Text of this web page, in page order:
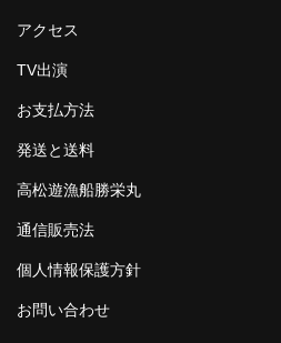
アクセス
TV出演
お支払方法
発送と送料
高松遊漁船勝栄丸
通信販売法
個人情報保護方針
お問い合わせ